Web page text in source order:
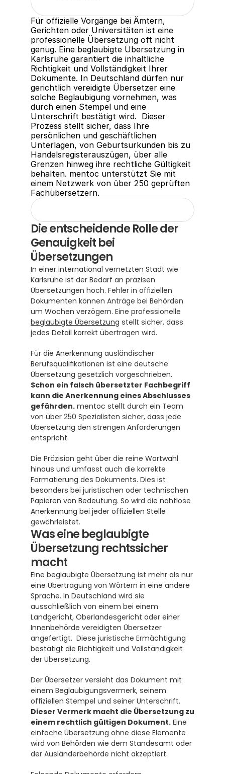
Für offizielle Vorgänge bei Ämtern,
Gerichten oder Universitäten ist eine
professionelle Übersetzung oft nicht
genug. Eine beglaubigte Übersetzung in
Karlsruhe garantiert die inhaltliche
Richtigkeit und Vollständigkeit Ihrer
Dokumente. In Deutschland dürfen nur
gerichtlich vereidigte Übersetzer eine
solche Beglaubigung vornehmen, was
durch einen Stempel und eine
Unterschrift bestätigt wird.  Dieser
Prozess stellt sicher, dass Ihre
persönlichen und geschäftlichen
Unterlagen, von Geburtsurkunden bis zu
Handelsregisterauszügen, über alle
Grenzen hinweg ihre rechtliche Gültigkeit
behalten. mentoc unterstützt Sie mit
einem Netzwerk von über 250 geprüften
Fachübersetzern.
Die entscheidende Rolle der
Genauigkeit bei
Übersetzungen
In einer international vernetzten Stadt wie
Karlsruhe ist der Bedarf an präzisen
Übersetzungen hoch. Fehler in offiziellen
Dokumenten können Anträge bei Behörden
beglaubigte Übersetzung stellt sicher, dass
jedes Detail korrekt übertragen wird.
Für die Anerkennung ausländischer
Berufsqualifikationen ist eine deutsche
Schon ein falsch übersetzter Fachbegriff
kann die Anerkennung eines Abschlusses
gefährden. mentoc stellt durch ein Team
von über 250 Spezialisten sicher, dass jede
Übersetzung den strengen Anforderungen
entspricht.
Die Präzision geht über die reine Wortwahl
hinaus und umfasst auch die korrekte
Formatierung des Dokuments. Dies ist
besonders bei juristischen oder technischen
Papieren von Bedeutung. So wird die nahtlose
Anerkennung bei jeder offiziellen Stelle
gewährleistet.
Was eine beglaubigte
Übersetzung rechtssicher
macht
Eine beglaubigte Übersetzung ist mehr als nur
eine Übertragung von Wörtern in eine andere
Sprache. In Deutschland wird sie
ausschließlich von einem bei einem
Landgericht, Oberlandesgericht oder einer
Innenbehörde vereidigten Übersetzer
angefertigt.  Diese juristische Ermächtigung
bestätigt die Richtigkeit und Vollständigkeit
der Übersetzung.
Der Übersetzer versieht das Dokument mit
einem Beglaubigungsvermerk, seinem
Dieser Vermerk macht die Übersetzung zu
einem rechtlich gültigen Dokument. Eine
einfache Übersetzung ohne diese Elemente
wird von Behörden wie dem Standesamt oder
der Ausländerbehörde nicht akzeptiert.